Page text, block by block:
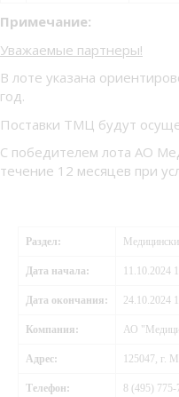
Примечание:
Уважаемые партнеры!
В лоте указана
год.
Поставки ТМЦ будут
С победителем лота АО
течение 12 месяцев при
Раздел:
Дата начала: 11.10.2024
Дата окончания: 24.10.2024
Компания: АО
Адрес: 125047, г.
Телефон: 8 (495)